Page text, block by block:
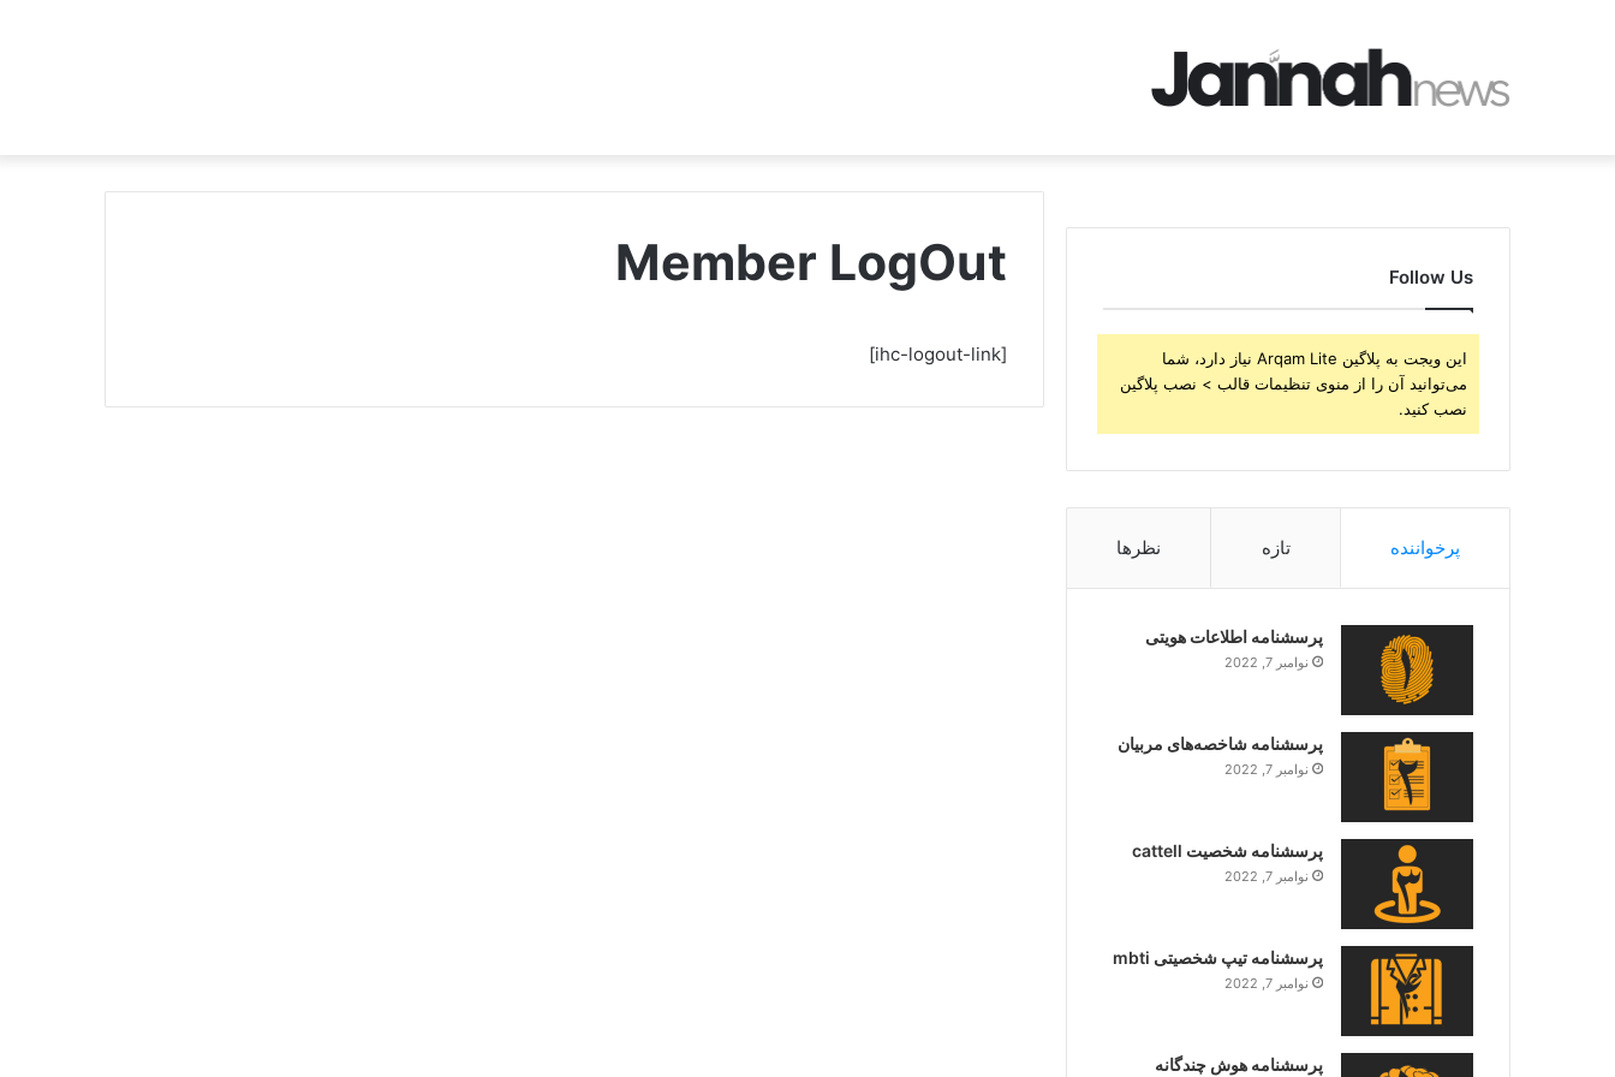
Member LogOut
[ihc-logout-link]
Follow Us
این ویجت به پلاگین Arqam Lite نیاز دارد، شما
می‌توانید آن را از منوی تنظیمات قالب > نصب پلاگین
نصب کنید.
پرخواننده تازه نظرها
پرسشنامه اطلاعات هویتی
نوامبر 7, 2022
پرسشنامه شاخصه‌های مربیان
نوامبر 7, 2022
پرسشنامه شخصیت cattell
نوامبر 7, 2022
پرسشنامه تیپ شخصیتی mbti
نوامبر 7, 2022
پرسشنامه هوش چندگانه